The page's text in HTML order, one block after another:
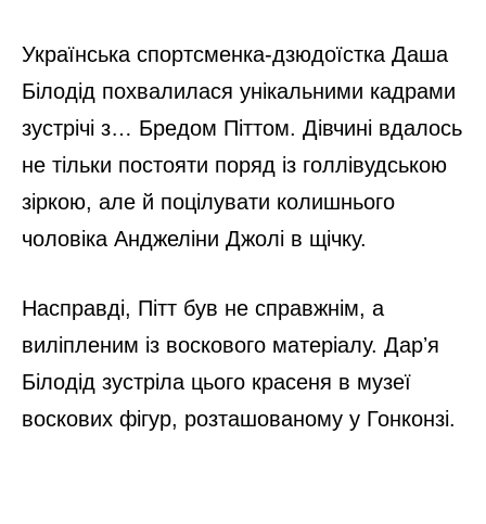
Українська спортсменка-дзюдоїстка Даша
Білодід похвалилася унікальними кадрами
зустрічі з… Бредом Піттом. Дівчині вдалось
не тільки постояти поряд із голлівудською
зіркою, але й поцілувати колишнього
чоловіка Анджеліни Джолі в щічку.
Насправді, Пітт був не справжнім, а
виліпленим із воскового матеріалу. Дарʼя
Білодід зустріла цього красеня в музеї
воскових фігур, розташованому у Гонконзі.